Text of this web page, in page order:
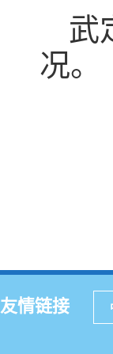
武
况。
友情链接